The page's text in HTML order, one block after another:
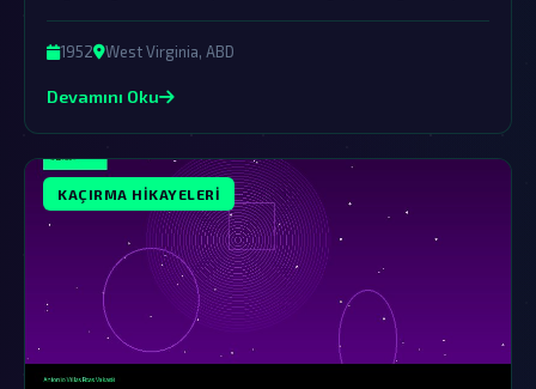
dışı varlıklar tarafından gerçekleştirilen kaçırma ve
gözlem operasyonlarının bir parçası olduğu teorileri güçlü
1952 West Virginia, ABD
Devamını Oku
KAÇIRMA HIKAYELERI